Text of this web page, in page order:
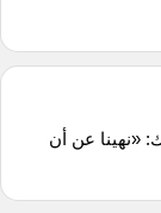
«نهينا عن أن